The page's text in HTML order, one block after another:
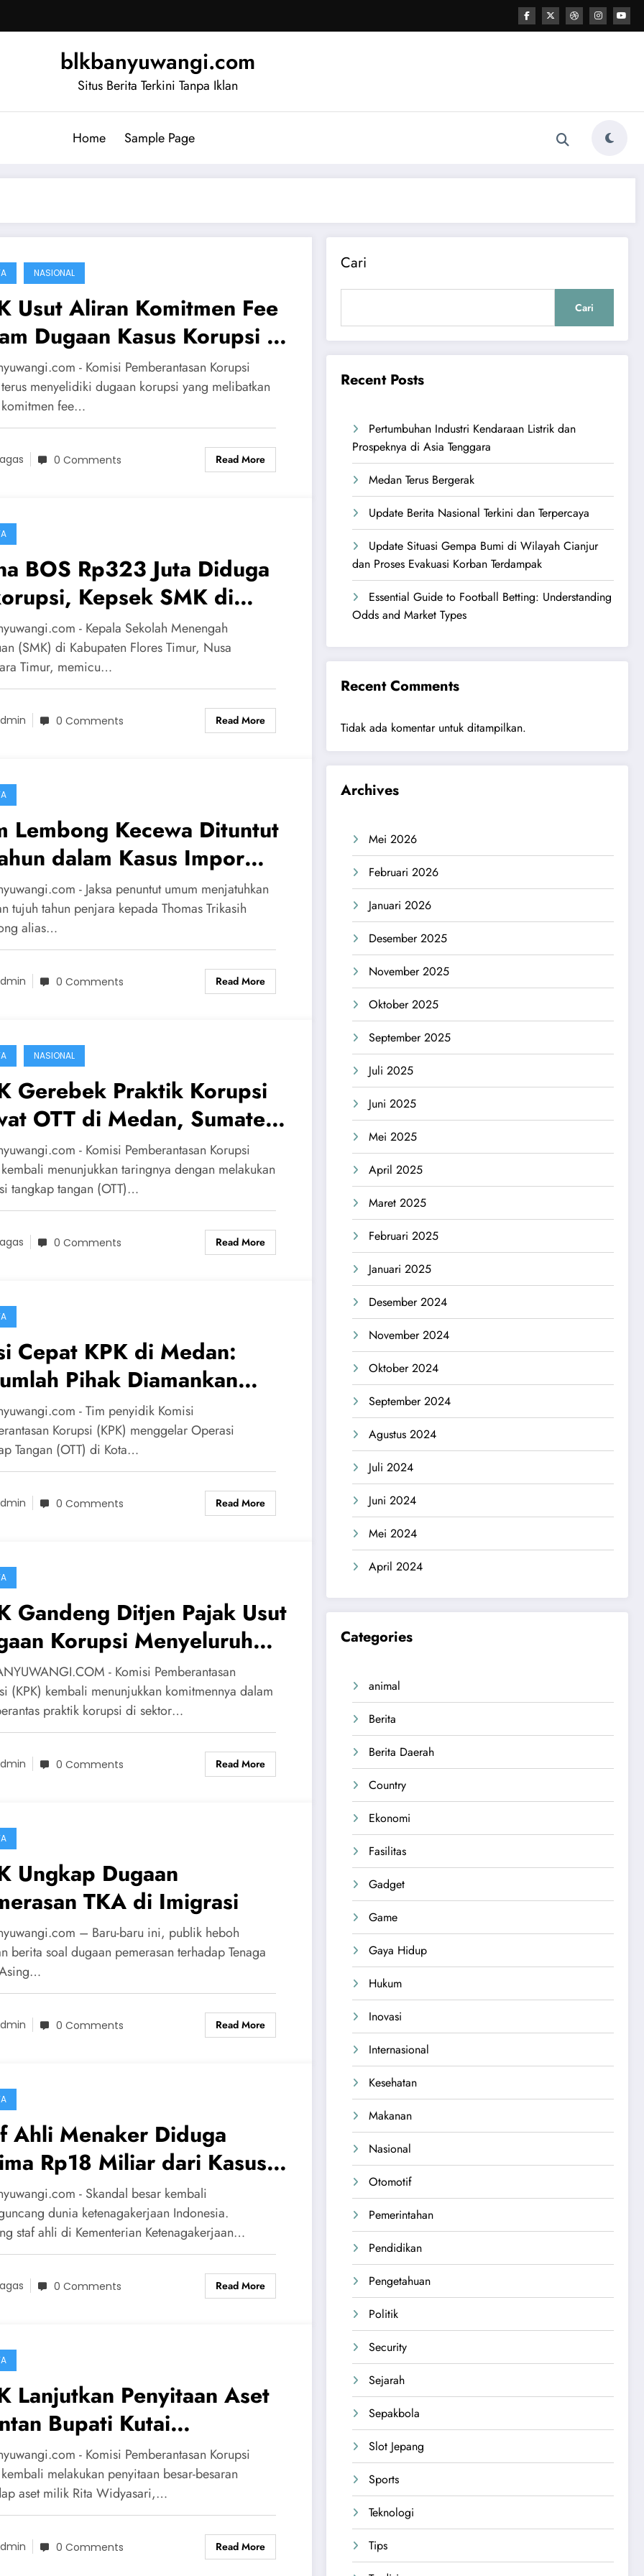
blkbanyuwangi.com
Situs Berita Terkini Tanpa Iklan
Home Sample Page
NASIONAL
Usut Aliran Komitmen Fee
Dugaan Kasus Korupsi di
- Komisi Pemberantasan Korupsi
menyelidiki dugaan korupsi yang melibatkan
fee…
0 Comments Read More
BOS Rp323 Juta Diduga
Kepsek SMK di
Disorot Jadi Aktor
- Kepala Sekolah Menengah
(SMK) di Kabupaten Flores Timur, Nusa
Timur, memicu…
0 Comments Read More
Lembong Kecewa Dituntut
dalam Kasus Impor
Siap Buktikan Tak
di Pengadilan
- Jaksa penuntut umum menjatuhkan
tujuh tahun penjara kepada Thomas Trikasih
alias…
0 Comments Read More
NASIONAL
Gerebek Praktik Korupsi
OTT di Medan, Sumatera
- Komisi Pemberantasan Korupsi
menunjukkan taringnya dengan melakukan
tangkap tangan (OTT)…
0 Comments Read More
Cepat KPK di Medan:
Pihak Diamankan
OTT Misterius
- Tim penyidik Komisi
Korupsi (KPK) menggelar Operasi
Tangan (OTT) di Kota…
0 Comments Read More
Gandeng Ditjen Pajak Usut
Korupsi Menyeluruh
BJB
- Komisi Pemberantasan
(KPK) kembali menunjukkan komitmennya dalam
praktik korupsi di sektor…
0 Comments Read More
Ungkap Dugaan
TKA di Imigrasi
– Baru-baru ini, publik heboh
berita soal dugaan pemerasan terhadap Tenaga
0 Comments Read More
Ahli Menaker Diduga
Rp18 Miliar dari Kasus
TKA, Skandal
Dunia Ketenagakerjaan!
- Skandal besar kembali
dunia ketenagakerjaan Indonesia.
staf ahli di Kementerian Ketenagakerjaan…
0 Comments Read More
Lanjutkan Penyitaan Aset
Bupati Kutai
Rita Widyasari,
Kasus Pencucian Uang
Gratifikasi
- Komisi Pemberantasan Korupsi
melakukan penyitaan besar-besaran
aset milik Rita Widyasari,…
0 Comments Read More
Cari
Cari
Recent Posts
Pertumbuhan Industri Kendaraan Listrik dan
Prospeknya di Asia Tenggara
Medan Terus Bergerak
Update Berita Nasional Terkini dan Terpercaya
Update Situasi Gempa Bumi di Wilayah Cianjur
dan Proses Evakuasi Korban Terdampak
Essential Guide to Football Betting: Understanding
Odds and Market Types
Recent Comments
Tidak ada komentar untuk ditampilkan.
Archives
Mei 2026
Februari 2026
Januari 2026
Desember 2025
November 2025
Oktober 2025
September 2025
Juli 2025
Juni 2025
Mei 2025
April 2025
Maret 2025
Februari 2025
Januari 2025
Desember 2024
November 2024
Oktober 2024
September 2024
Agustus 2024
Juli 2024
Juni 2024
Mei 2024
April 2024
Categories
animal
Berita
Berita Daerah
Country
Ekonomi
Fasilitas
Gadget
Game
Gaya Hidup
Hukum
Inovasi
Internasional
Kesehatan
Makanan
Nasional
Otomotif
Pemerintahan
Pendidikan
Pengetahuan
Politik
Security
Sejarah
Sepakbola
Slot Jepang
Sports
Teknologi
Tips